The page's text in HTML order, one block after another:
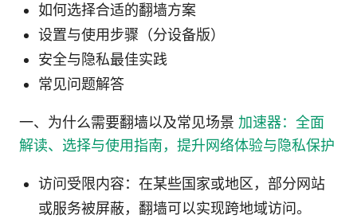
如何选择合适的翻墙方案
设置与使用步骤（分设备版）
安全与隐私最佳实践
常见问题解答
一、为什么需要翻墙以及常见场景 加速器：全面
解读、选择与使用指南，提升网络体验与隐私保护
访问受限内容：在某些国家或地区，部分网站
或服务被屏蔽，翻墙可以实现跨地域访问。